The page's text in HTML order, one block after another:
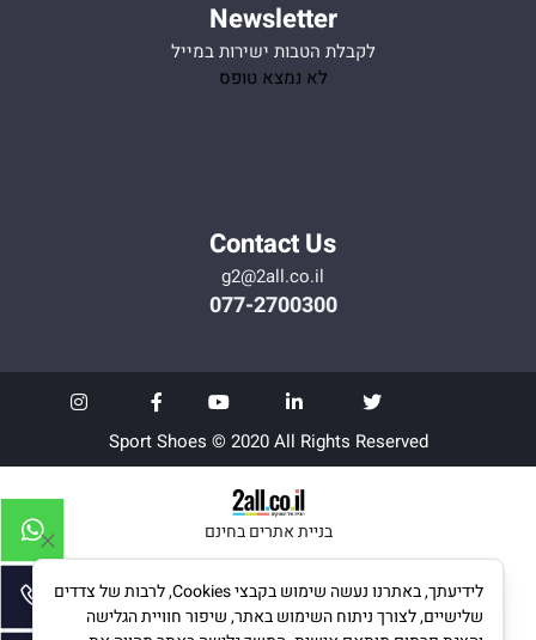
Newsletter
לקבלת הטבות ישירות במייל
לא נמצא טופס
Contact Us
g2@2all.co.il
077-2700300
Sport Shoes © 2020 All Rights Reserved
בניית אתרים בחינם
לידיעתך, באתרנו נעשה שימוש בקבצי Cookies, לרבות של צדדים
שלישיים, לצורך ניתוח השימוש באתר, שיפור חוויית הגלישה